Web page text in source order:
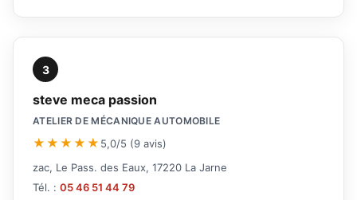
3
steve meca passion
ATELIER DE MÉCANIQUE AUTOMOBILE
★★★★★ 5,0/5 (9 avis)
zac, Le Pass. des Eaux, 17220 La Jarne
Tél. : 05 46 51 44 79